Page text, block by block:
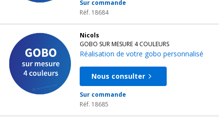
Sur commande
Réf. 18684
Nicols
GOBO SUR MESURE 4 COULEURS
Réalisation de votre gobo personnalisé
Nous consulter
Sur commande
Réf. 18685